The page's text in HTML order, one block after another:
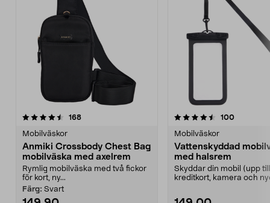
168recensioner
Mobilväskor
Anmiki Crossbody Chest Bag
mobilväska med axelrem
Rymlig mobilväska med två fickor
för kort, ny...
Färg: Svart
4.5 av 5 stjärnor 100
Mobilväskor
Vattenskyddad
med halsrem
Skyddar din mobil (upp
kreditkort, kamera och
4.5 av 5 stjärnor